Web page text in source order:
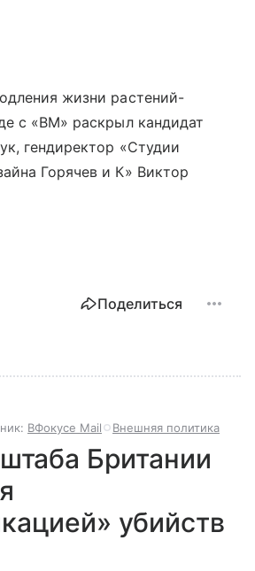
жизни растений-
с «ВМ» раскрыл кандидат
гендиректор «Студии
Горячев и К» Виктор
Поделиться
ВФокусе Mail Внешняя политика
Британии
убийств